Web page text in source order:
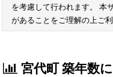
を考慮して行われます。 本
があることをご理解の上ご
宮代町 築年数